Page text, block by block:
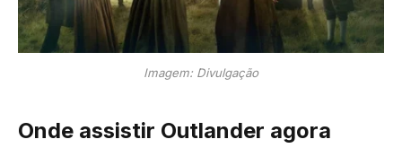
Imagem: Divulgação
Onde assistir Outlander agora